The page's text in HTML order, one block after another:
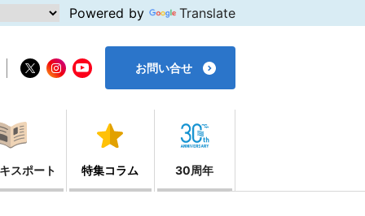
Powered by Translate
お問い合せ
スポート 特集コラム 30周年